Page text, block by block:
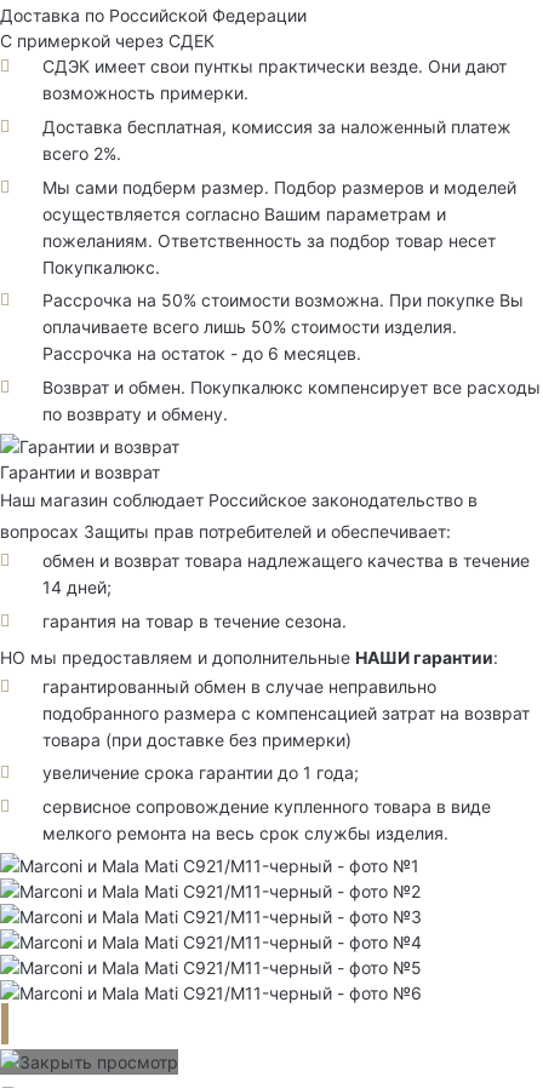
Доставка по Российской Федерации
С примеркой через СДЕК
СДЭК имеет свои пунткы практически везде. Они дают
возможность примерки.
Доставка бесплатная, комиссия за наложенный платеж
всего 2%.
Мы сами подберм размер. Подбор размеров и моделей
осуществляется согласно Вашим параметрам и
пожеланиям. Ответственность за подбор товар несет
Покупкалюкс.
Рассрочка на 50% стоимости возможна. При покупке Вы
оплачиваете всего лишь 50% стоимости изделия.
Рассрочка на остаток - до 6 месяцев.
Возврат и обмен. Покупкалюкс компенсирует все расходы
по возврату и обмену.
Гарантии и возврат
Наш магазин соблюдает Российское законодательство в
вопросах Защиты прав потребителей и обеспечивает:
обмен и возврат товара надлежащего качества в течение
14 дней;
гарантия на товар в течение сезона.
НО мы предоставляем и дополнительные НАШИ гарантии:
гарантированный обмен в случае неправильно
подобранного размера с компенсацией затрат на возврат
товара (при доставке без примерки)
увеличение срока гарантии до 1 года;
сервисное сопровождение купленного товара в виде
мелкого ремонта на весь срок службы изделия.